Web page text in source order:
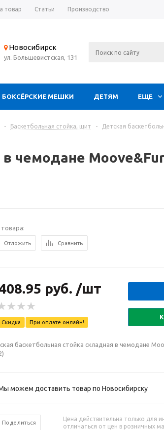
товар Статьи Производство
Новосибирск
ул. Большевистская, 131
БОКСЁРСКИЕ МЕШКИ ДЕТЯМ ЕЩЕ
- Баскетбольная стойка, щит -
Детская
чемодане
Отложить Сравнить
руб. /шт
Скидка При оплате онлайн!
баскетбольная стойка складная в чемодане
можем доставить товар по Новосибирску
Поделиться
Цена действительна только для
отличаться от цен в розничных